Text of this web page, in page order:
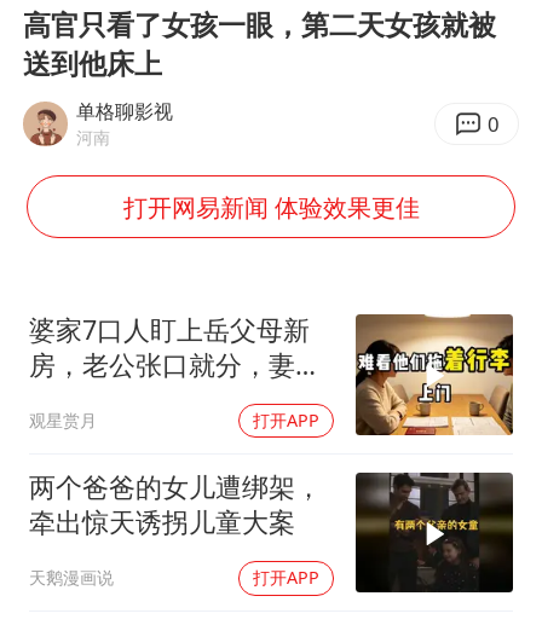
杭州全市有序停课
几元成本的AI广告导致千万市值蒸发
夏日经济乘“热”而上 消费市场向“新”而行
乐享全民健身 共筑健康中国
高官只看了女孩一眼，第二天女孩就被
送到他床上
单格聊影视
河南 0
打开网易新闻 体验效果更佳
婆家7口人盯上岳父母新
房，老公张口就分，妻子
观星赏月 打开APP
两个爸爸的女儿遭绑架，
牵出惊天诱拐儿童大案
天鹅漫画说 打开APP